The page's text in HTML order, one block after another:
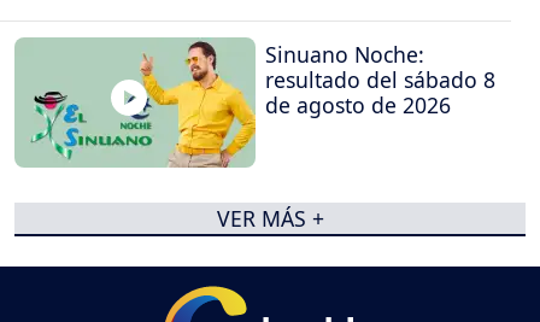
Sinuano Noche:
resultado del sábado 8
de agosto de 2026
VER MÁS +